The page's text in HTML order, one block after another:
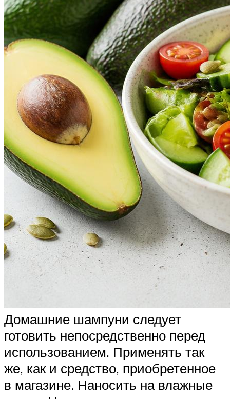
Домашние шампуни следует
готовить непосредственно перед
использованием. Применять так
же, как и средство, приобретенное
в магазине. Наносить на влажные